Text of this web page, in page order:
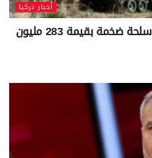
أخبار تركيا
تركيا تزوّد أوكرانيا بحزمة أسلحة ضخمة بقيمة 283 مليون